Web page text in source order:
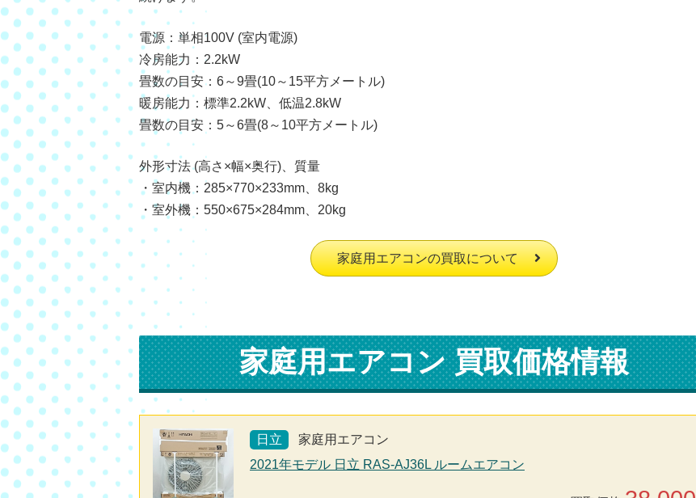
電源：単相100V (室内電源)
冷房能力：2.2kW
畳数の目安：6～9畳(10～15平方メートル)
暖房能力：標準2.2kW、低温2.8kW
畳数の目安：5～6畳(8～10平方メートル)
外形寸法 (高さ×幅×奥行)、質量
・室内機：285×770×233mm、8kg
・室外機：550×675×284mm、20kg
家庭用エアコンの買取について
家庭用エアコン 買取価格情報
日立
家庭用エアコン
2021年モデル 日立 RAS-AJ36L ルームエアコン